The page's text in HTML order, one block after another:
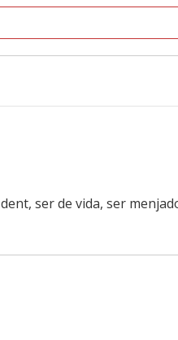
ser de vida, ser